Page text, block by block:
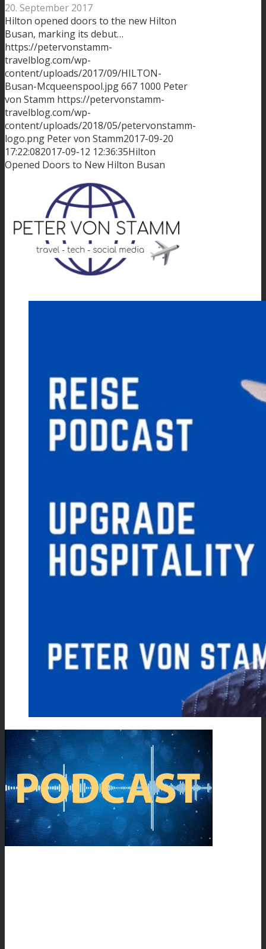
20. September 2017
Hilton opened doors to the new Hilton
Busan, marking its debut…
https://petervonstamm-
travelblog.com/wp-
content/uploads/2017/09/HILTON-
Busan-Mcqueenspool.jpg667 1000 Peter
von Stamm https://petervonstamm-
travelblog.com/wp-
content/uploads/2018/05/petervonstamm-
logo.png Peter von Stamm2017-09-20
17:22:082017-09-12 12:36:35Hilton
Opened Doors to New Hilton Busan